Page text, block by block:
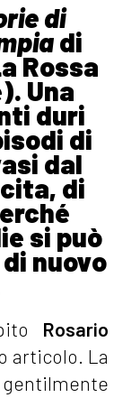
di
di
Rossa
Una
duri
di
dal
di
si può
nuovo
Rosario
articolo. La